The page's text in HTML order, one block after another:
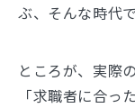
ぶ、そんな時代で
ところが、実際
「求職者に合っ